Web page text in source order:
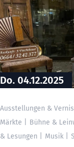
Do. 04.12.2025
Ausstellungen &
Märkte
Bühne &
& Lesungen
Musik